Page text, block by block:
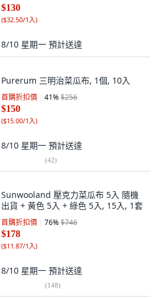
$130
($32.50/1入)
8/10 星期一 預計送達
Purerum 三明治菜瓜布, 1個, 10入
首購折扣價 41%$256
$150
($15.00/1入)
8/10 星期一 預計送達
(42)
Sunwooland 壓克力菜瓜布 5入 隨機
出貨 + 黃色 5入 + 綠色 5入, 15入, 1套
首購折扣價 76%$746
$178
($11.87/1入)
8/10 星期一 預計送達
(148)